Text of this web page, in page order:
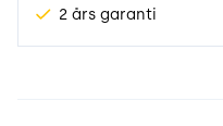
2 års garanti